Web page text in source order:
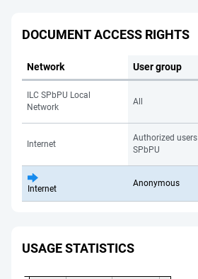
DOCUMENT ACCESS RIGHTS
Network User group
ILC SPbPU Local
Network
All
Internet
Authorized users
SPbPU
Internet
Anonymous
USAGE STATISTICS